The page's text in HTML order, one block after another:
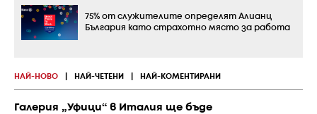
НАЙ-НОВО НАЙ-ЧЕТЕНИ НАЙ-КОМЕНТИРАНИ
Галерия „Уфици“ в Италия ще бъде
75% от служителите определят Алианц
България като страхотно място за работа